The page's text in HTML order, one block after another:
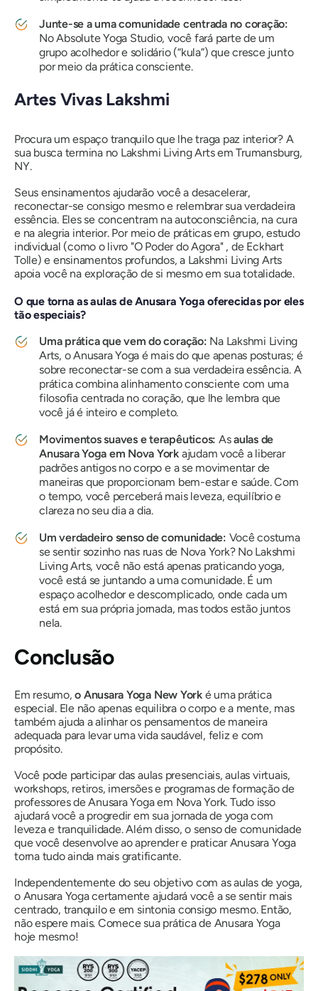
Junte-se a uma comunidade centrada no coração:
No Absolute Yoga Studio, você fará parte de um
grupo acolhedor e solidário (“kula”) que cresce junto
por meio da prática consciente.
Artes Vivas Lakshmi
Procura um espaço tranquilo que lhe traga paz interior? A
sua busca termina no Lakshmi Living Arts em Trumansburg,
NY.
Seus ensinamentos ajudarão você a desacelerar,
reconectar-se consigo mesmo e relembrar sua verdadeira
essência. Eles se concentram na autoconsciência, na cura
e na alegria interior. Por meio de práticas em grupo, estudo
individual (como o livro "O Poder do Agora", de Eckhart
Tolle) e ensinamentos profundos, a Lakshmi Living Arts
apoia você na exploração de si mesmo em sua totalidade.
O que torna as aulas de Anusara Yoga oferecidas por eles
tão especiais?
Uma prática que vem do coração: Na Lakshmi Living
Arts, o Anusara Yoga é mais do que apenas posturas; é
sobre reconectar-se com a sua verdadeira essência. A
prática combina alinhamento consciente com uma
filosofia centrada no coração, que lhe lembra que
você já é inteiro e completo.
Movimentos suaves e terapêuticos: Asaulas de
Anusara Yoga em Nova York ajudam você a liberar
padrões antigos no corpo e a se movimentar de
maneiras que proporcionam bem-estar e saúde. Com
o tempo, você perceberá mais leveza, equilíbrio e
clareza no seu dia a dia.
Um verdadeiro senso de comunidade: Você costuma
se sentir sozinho nas ruas de Nova York? No Lakshmi
Living Arts, você não está apenas praticando yoga,
você está se juntando a uma comunidade. É um
espaço acolhedor e descomplicado, onde cada um
está em sua própria jornada, mas todos estão juntos
nela.
Conclusão
Em resumo,o Anusara Yoga New York é uma prática
especial. Ele não apenas equilibra o corpo e a mente, mas
também ajuda a alinhar os pensamentos de maneira
adequada para levar uma vida saudável, feliz e com
propósito.
Você pode participar das aulas presenciais, aulas virtuais,
workshops, retiros, imersões e programas de formação de
professores de Anusara Yoga em Nova York. Tudo isso
ajudará você a progredir em sua jornada de yoga com
leveza e tranquilidade. Além disso, o senso de comunidade
que você desenvolve ao aprender e praticar Anusara Yoga
torna tudo ainda mais gratificante.
Independentemente do seu objetivo com as aulas de yoga,
o Anusara Yoga certamente ajudará você a se sentir mais
centrado, tranquilo e em sintonia consigo mesmo. Então,
não espere mais. Comece sua prática de Anusara Yoga
hoje mesmo!